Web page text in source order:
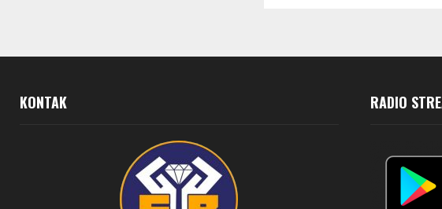
KONTAK RADIO